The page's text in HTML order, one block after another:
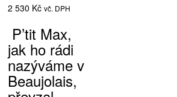
2 530 Kč vč. DPH
P’tit Max,
jak ho rádi
nazýváme v
Beaujolais,